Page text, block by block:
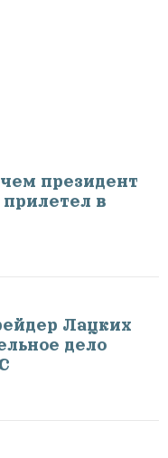
президент
в
Лацких
дело